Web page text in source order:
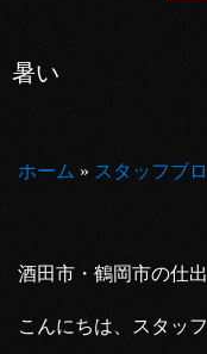
暑い
ホーム » スタッフブ
酒田市・鶴岡市の
こんにちは、スタッ